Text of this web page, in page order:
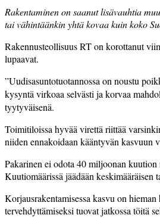
Rakentaminen on saanut lisävauhtia
tai vähintäänkin yhtä kovaa kuin koko
Rakennusteollisuus RT on korottanut
lupaavat.
”Uudisasuntotuotannossa on noustu
kysyntä virkoaa selvästi ja korvaa
tyytyväisenä.
Toimitiloissa hyvää virettä riittää
niiden ennakoidaan kääntyvän kasvuun
Pakarinen ei odota 40 miljoonan kuution
Kuutiomäärissä jäädään
Korjausrakentamisessa kasvu on
tervehdyttämiseksi tuovat jatkossa töitä